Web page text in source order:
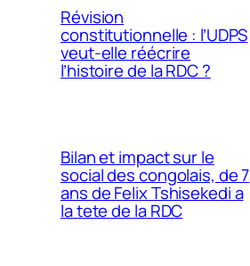
Révision
constitutionnelle : l’UDPS
veut-elle réécrire
l’histoire de la RDC ?
Bilan et impact sur le
social des congolais, de 7
ans de Felix Tshisekedi a
la tete de la RDC